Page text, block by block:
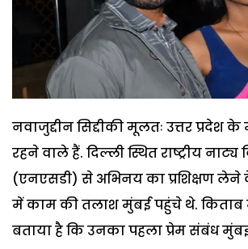
नवाजुद्दीन सिद्दीकी मूलतः उत्तर
रहने वाले हैं. दिल्ली स्थित राष्ट्रीय नाट्य
(एनएसडी) से अभिनय का प्रशिक्षण लेने
में काम की तलाश मुंबई पहुंचे थे.
बताया है कि उनका पहला प्रेम संबंध